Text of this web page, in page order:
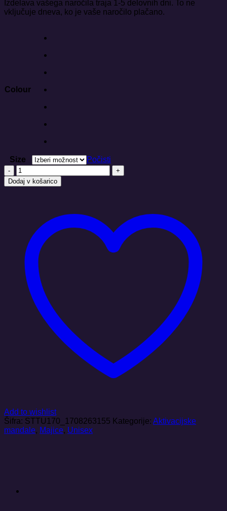
Izdelava vašega naročila traja 1-5 delovnih dni. To ne
vključuje dneva, ko je vaše naročilo plačano.
Colour
Size
Počisti
MANDALA
LEPOTA
Crafter
Dodaj v košarico
Add to wishlist
Šifra: STTU170_1708263155 Kategorije: Aktivacijske
mandale, Majice, Unisex